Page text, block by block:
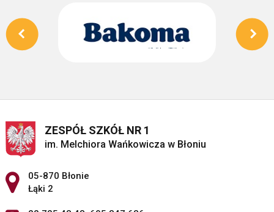
ZESPÓŁ SZKÓŁ NR 1
im. Melchiora Wańkowicza w Błoniu
Adres pocztowy:
05-870 Błonie
Łąki 2